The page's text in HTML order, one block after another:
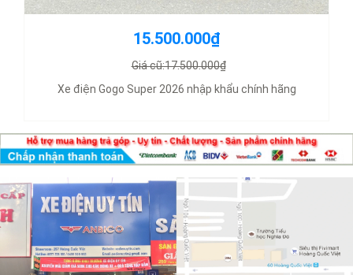
15.500.000₫
Giá cũ:17.500.000₫
Xe điện Gogo Super 2026 nhập khẩu chính hãng